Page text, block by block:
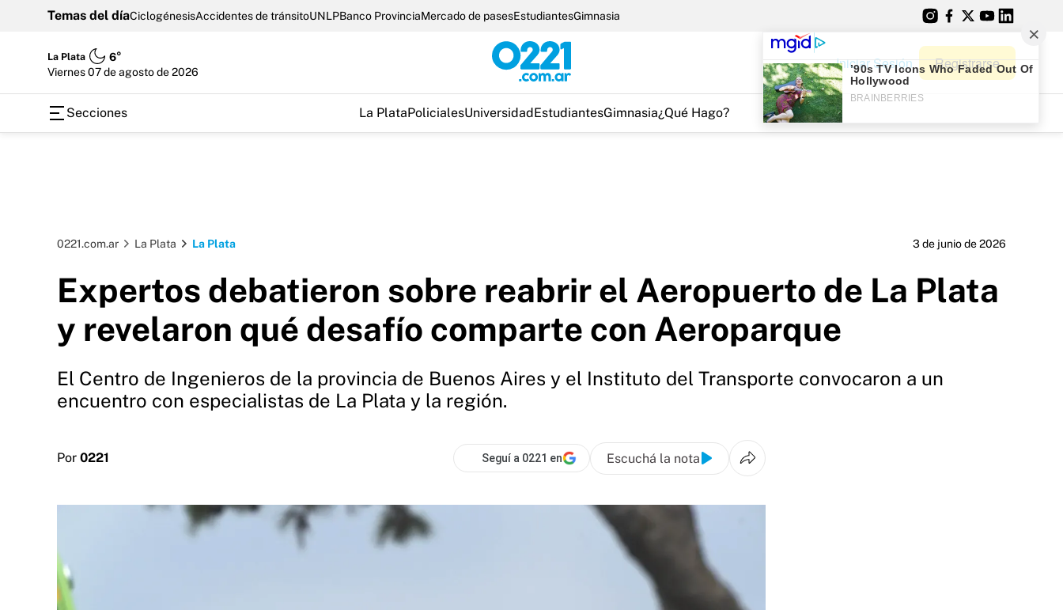
Temas del díaCiclogénesisAccidentes de tránsitoUNLPBanco ProvinciaMercado de pasesEstudiantesGimnasia
La Plata
6°
viernes 07 de agosto de 2026
Iniciar Sesión Registrarse
Secciones La PlataPolicialesUniversidadEstudiantesGimnasia¿Qué Hago?
0221.com.ar La Plata La Plata 3 de junio de 2026
Expertos debatieron sobre reabrir el Aeropuerto de La Plata
y revelaron qué desafío comparte con Aeroparque
El Centro de Ingenieros de la provincia de Buenos Aires y el Instituto del Transporte convocaron a un
encuentro con especialistas de La Plata y la región.
Por 0221 Seguí a 0221 en Escuchá la nota